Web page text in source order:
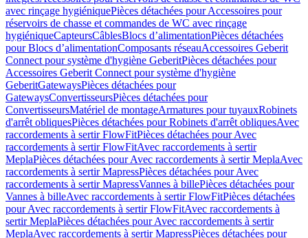
avec rinçage hygiéniquePièces détachées pour Accessoires pour
réservoirs de chasse et commandes de WC avec rinçage
hygiéniqueCapteursCâblesBlocs d’alimentationPièces détachées
pour Blocs d’alimentationComposants réseauAccessoires Geberit
Connect pour système d'hygiène GeberitPièces détachées pour
Accessoires Geberit Connect pour système d'hygiène
GeberitGatewaysPièces détachées pour
GatewaysConvertisseursPièces détachées pour
ConvertisseursMatériel de montageArmatures pour tuyauxRobinets
d'arrêt obliquesPièces détachées pour Robinets d'arrêt obliquesAvec
raccordements à sertir FlowFitPièces détachées pour Avec
raccordements à sertir FlowFitAvec raccordements à sertir
MeplaPièces détachées pour Avec raccordements à sertir MeplaAvec
raccordements à sertir MapressPièces détachées pour Avec
raccordements à sertir MapressVannes à billePièces détachées pour
Vannes à billeAvec raccordements à sertir FlowFitPièces détachées
pour Avec raccordements à sertir FlowFitAvec raccordements à
sertir MeplaPièces détachées pour Avec raccordements à sertir
MeplaAvec raccordements à sertir MapressPièces détachées pour